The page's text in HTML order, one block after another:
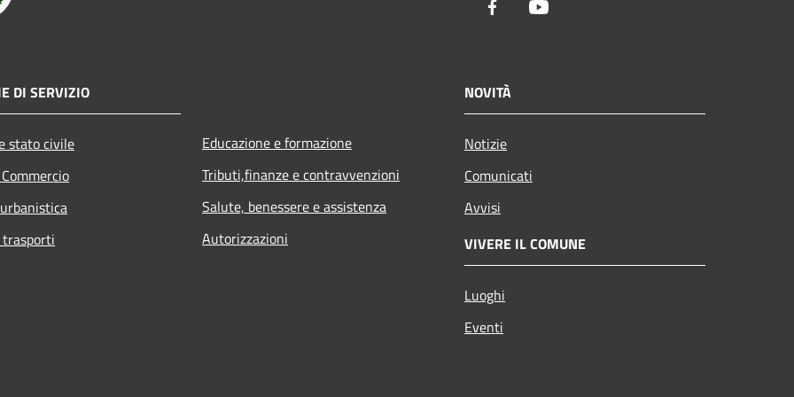
Facebook
DI SERVIZIO
stato civile
Educazione e formazione
Tributi,finanze e contravvenzioni
Salute, benessere e assistenza
Autorizzazioni
NOVITÀ
Notizie
Comunicati
Avvisi
VIVERE IL COMUNE
Luoghi
Eventi